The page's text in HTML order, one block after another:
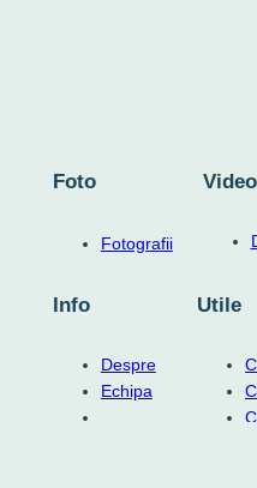
Foto
Fotografii
Video
Info
Despre
Echipa
Utile